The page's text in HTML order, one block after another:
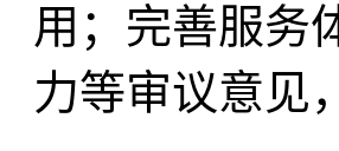
用；完善服务
力等审议意见